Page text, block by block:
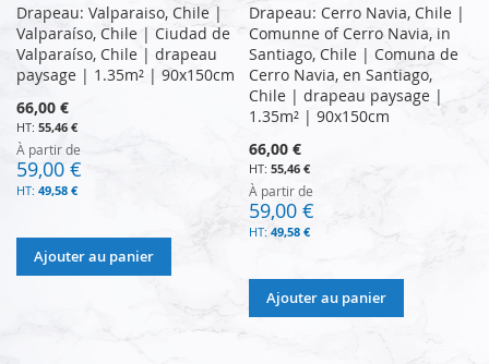
Drapeau: Valparaiso, Chile |
Valparaíso, Chile | Ciudad de
Valparaíso, Chile | drapeau
paysage | 1.35m² | 90x150cm
66,00 €
55,46 €
À partir de
59,00 €
49,58 €
Ajouter au panier
Drapeau: Cerro Navia, Chile |
Comunne of Cerro Navia, in
Santiago, Chile | Comuna de
Cerro Navia, en Santiago,
Chile | drapeau paysage |
1.35m² | 90x150cm
66,00 €
55,46 €
À partir de
59,00 €
49,58 €
Ajouter au panier